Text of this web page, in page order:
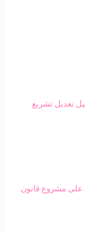
تعديل تشريع
على مشروع قانون